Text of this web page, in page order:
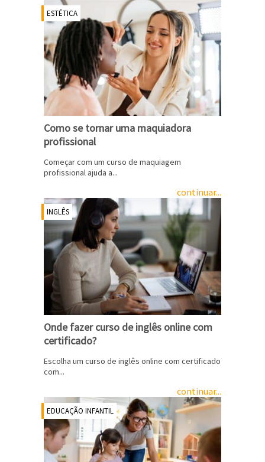
ESTÉTICA
Como se tornar uma maquiadora
profissional
Começar com um curso de maquiagem
profissional ajuda a...
continuar...
INGLÊS
Onde fazer curso de inglês online com
certificado?
Escolha um curso de inglês online com certificado
com...
continuar...
EDUCAÇÃO INFANTIL